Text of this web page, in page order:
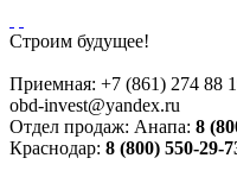
Строим будущее!
Приемная: +7 (861) 274 88
obd-invest@yandex.ru
Отдел продаж: Анапа: 8
Краснодар: 8 (800) 550-29-